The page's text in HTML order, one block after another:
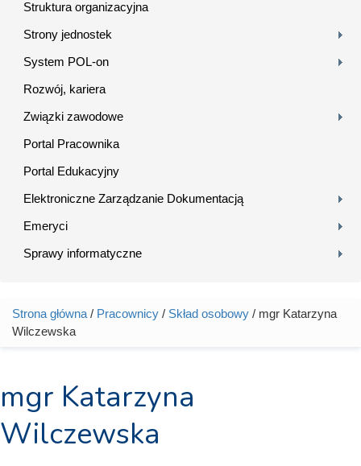
Struktura organizacyjna
Strony jednostek
System POL-on
Rozwój, kariera
Związki zawodowe
Portal Pracownika
Portal Edukacyjny
Elektroniczne Zarządzanie Dokumentacją
Emeryci
Sprawy informatyczne
Jesteś tutaj
Strona główna / Pracownicy / Skład osobowy / mgr Katarzyna
Wilczewska
mgr Katarzyna
Wilczewska